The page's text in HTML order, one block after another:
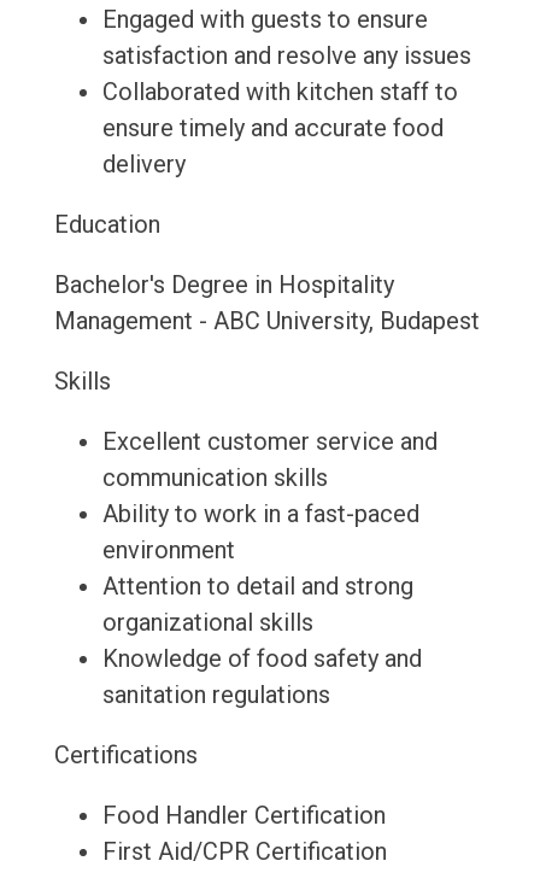
Engaged with guests to ensure
satisfaction and resolve any issues
Collaborated with kitchen staff to
ensure timely and accurate food
delivery
Education
Bachelor's Degree in Hospitality
Management - ABC University, Budapest
Skills
Excellent customer service and
communication skills
Ability to work in a fast-paced
environment
Attention to detail and strong
organizational skills
Knowledge of food safety and
sanitation regulations
Certifications
Food Handler Certification
First Aid/CPR Certification